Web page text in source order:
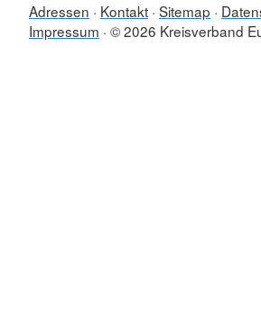
Adressen Kontakt Sitemap
Impressum © 2026 Kreisverband